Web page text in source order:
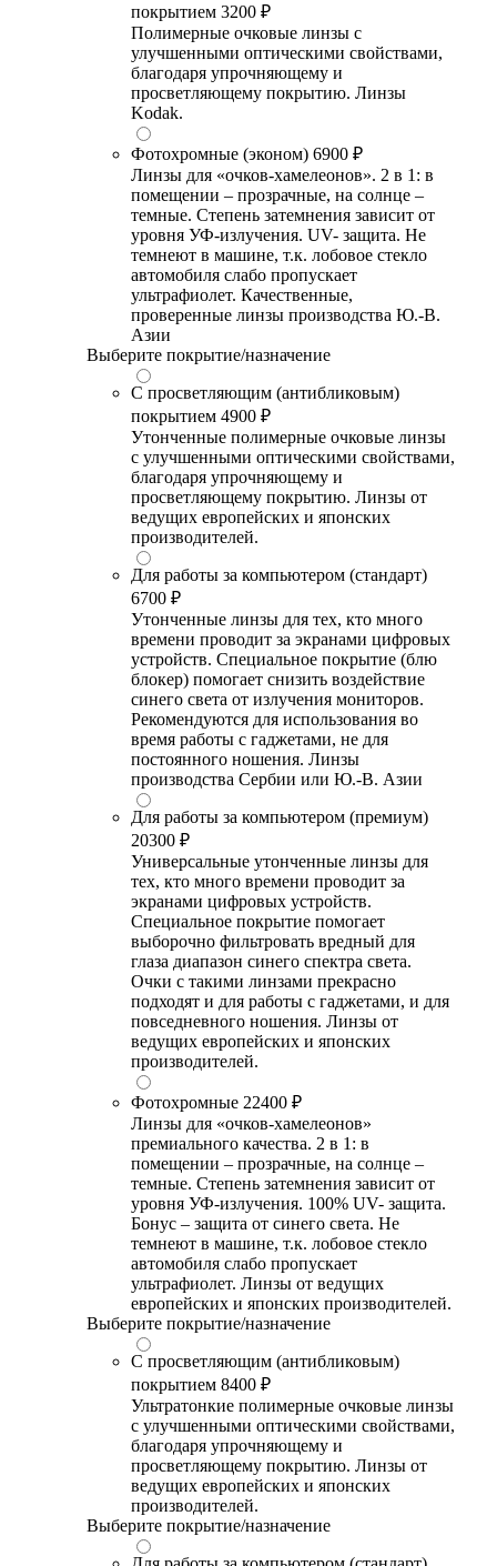
покрытием 3200 ₽
Полимерные очковые линзы с
улучшенными оптическими свойствами,
благодаря упрочняющему и
просветляющему покрытию. Линзы
Kodak.
Фотохромные (эконом) 6900 ₽
Линзы для «очков-хамелеонов». 2 в 1: в
помещении – прозрачные, на солнце –
темные. Степень затемнения зависит от
уровня УФ-излучения. UV- защита. Не
темнеют в машине, т.к. лобовое стекло
автомобиля слабо пропускает
ультрафиолет. Качественные,
проверенные линзы производства Ю.-В.
Азии
Выберите покрытие/назначение
С просветляющим (антибликовым)
покрытием 4900 ₽
Утонченные полимерные очковые линзы
с улучшенными оптическими свойствами,
благодаря упрочняющему и
просветляющему покрытию. Линзы от
ведущих европейских и японских
производителей.
Для работы за компьютером (стандарт)
6700 ₽
Утонченные линзы для тех, кто много
времени проводит за экранами цифровых
устройств. Специальное покрытие (блю
блокер) помогает снизить воздействие
синего света от излучения мониторов.
Рекомендуются для использования во
время работы с гаджетами, не для
постоянного ношения. Линзы
производства Сербии или Ю.-В. Азии
Для работы за компьютером (премиум)
20300 ₽
Универсальные утонченные линзы для
тех, кто много времени проводит за
экранами цифровых устройств.
Специальное покрытие помогает
выборочно фильтровать вредный для
глаза диапазон синего спектра света.
Очки с такими линзами прекрасно
подходят и для работы с гаджетами, и для
повседневного ношения. Линзы от
ведущих европейских и японских
производителей.
Фотохромные 22400 ₽
Линзы для «очков-хамелеонов»
премиального качества. 2 в 1: в
помещении – прозрачные, на солнце –
темные. Степень затемнения зависит от
уровня УФ-излучения. 100% UV- защита.
Бонус – защита от синего света. Не
темнеют в машине, т.к. лобовое стекло
автомобиля слабо пропускает
ультрафиолет. Линзы от ведущих
европейских и японских производителей.
Выберите покрытие/назначение
С просветляющим (антибликовым)
покрытием 8400 ₽
Ультратонкие полимерные очковые линзы
с улучшенными оптическими свойствами,
благодаря упрочняющему и
просветляющему покрытию. Линзы от
ведущих европейских и японских
производителей.
Выберите покрытие/назначение